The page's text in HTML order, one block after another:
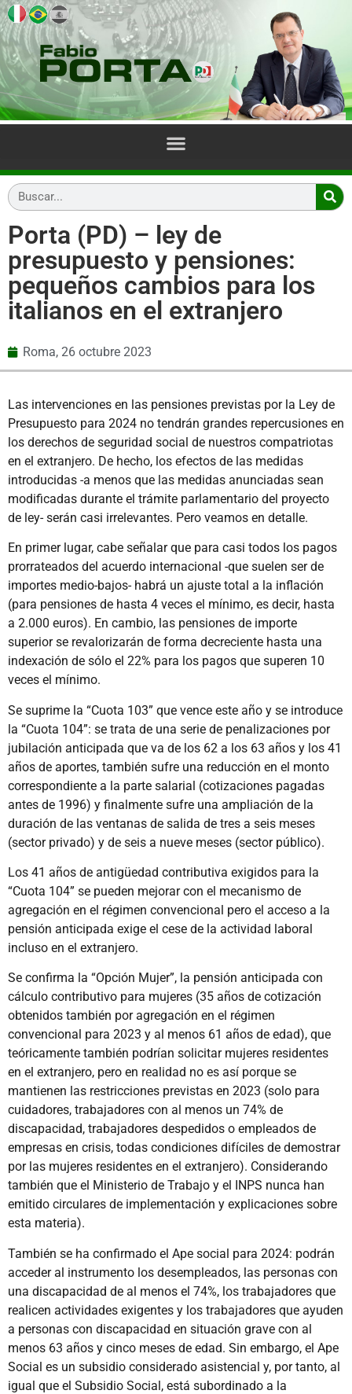
Porta (PD) – ley de
presupuesto y pensiones:
pequeños cambios para los
italianos en el extranjero
Roma, 26 octubre 2023
Las intervenciones en las pensiones previstas por la Ley de
Presupuesto para 2024 no tendrán grandes repercusiones en
los derechos de seguridad social de nuestros compatriotas
en el extranjero. De hecho, los efectos de las medidas
introducidas -a menos que las medidas anunciadas sean
modificadas durante el trámite parlamentario del proyecto
de ley- serán casi irrelevantes. Pero veamos en detalle.
En primer lugar, cabe señalar que para casi todos los pagos
prorrateados del acuerdo internacional -que suelen ser de
importes medio-bajos- habrá un ajuste total a la inflación
(para pensiones de hasta 4 veces el mínimo, es decir, hasta
a 2.000 euros). En cambio, las pensiones de importe
superior se revalorizarán de forma decreciente hasta una
indexación de sólo el 22% para los pagos que superen 10
veces el mínimo.
Se suprime la “Cuota 103” que vence este año y se introduce
la “Cuota 104”: se trata de una serie de penalizaciones por
jubilación anticipada que va de los 62 a los 63 años y los 41
años de aportes, también sufre una reducción en el monto
correspondiente a la parte salarial (cotizaciones pagadas
antes de 1996) y finalmente sufre una ampliación de la
duración de las ventanas de salida de tres a seis meses
(sector privado) y de seis a nueve meses (sector público).
Los 41 años de antigüedad contributiva exigidos para la
“Cuota 104” se pueden mejorar con el mecanismo de
agregación en el régimen convencional pero el acceso a la
pensión anticipada exige el cese de la actividad laboral
incluso en el extranjero.
Se confirma la “Opción Mujer”, la pensión anticipada con
cálculo contributivo para mujeres (35 años de cotización
obtenidos también por agregación en el régimen
convencional para 2023 y al menos 61 años de edad), que
teóricamente también podrían solicitar mujeres residentes
en el extranjero, pero en realidad no es así porque se
mantienen las restricciones previstas en 2023 (solo para
cuidadores, trabajadores con al menos un 74% de
discapacidad, trabajadores despedidos o empleados de
empresas en crisis, todas condiciones difíciles de demostrar
por las mujeres residentes en el extranjero). Considerando
también que el Ministerio de Trabajo y el INPS nunca han
emitido circulares de implementación y explicaciones sobre
esta materia).
También se ha confirmado el Ape social para 2024: podrán
acceder al instrumento los desempleados, las personas con
una discapacidad de al menos el 74%, los trabajadores que
realicen actividades exigentes y los trabajadores que ayuden
a personas con discapacidad en situación grave con al
menos 63 años y cinco meses de edad. Sin embargo, el Ape
Social es un subsidio considerado asistencial y, por tanto, al
igual que el Subsidio Social, está subordinado a la